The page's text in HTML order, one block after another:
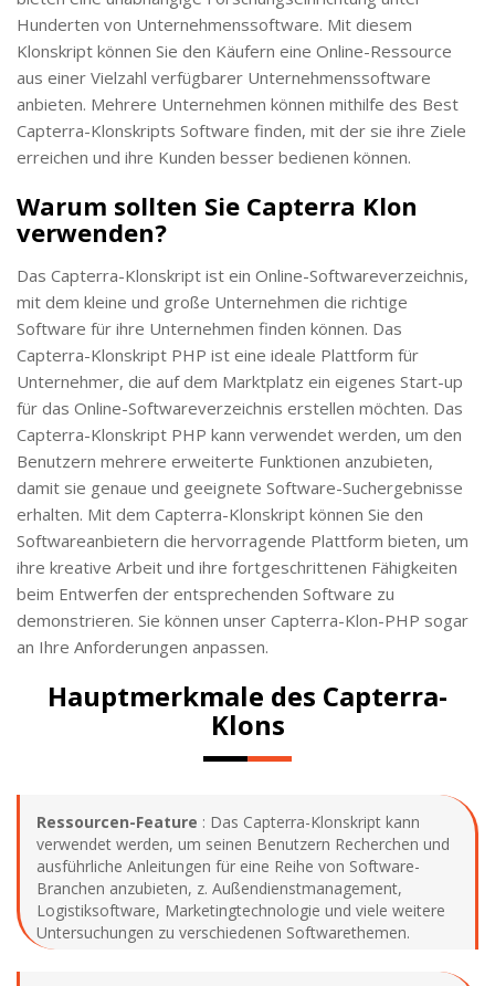
Hunderten von Unternehmenssoftware. Mit diesem
Klonskript können Sie den Käufern eine Online-Ressource
aus einer Vielzahl verfügbarer Unternehmenssoftware
anbieten. Mehrere Unternehmen können mithilfe des Best
Capterra-Klonskripts Software finden, mit der sie ihre Ziele
erreichen und ihre Kunden besser bedienen können.
Warum sollten Sie Capterra Klon
verwenden?
Das Capterra-Klonskript ist ein Online-Softwareverzeichnis,
mit dem kleine und große Unternehmen die richtige
Software für ihre Unternehmen finden können. Das
Capterra-Klonskript PHP ist eine ideale Plattform für
Unternehmer, die auf dem Marktplatz ein eigenes Start-up
für das Online-Softwareverzeichnis erstellen möchten. Das
Capterra-Klonskript PHP kann verwendet werden, um den
Benutzern mehrere erweiterte Funktionen anzubieten,
damit sie genaue und geeignete Software-Suchergebnisse
erhalten. Mit dem Capterra-Klonskript können Sie den
Softwareanbietern die hervorragende Plattform bieten, um
ihre kreative Arbeit und ihre fortgeschrittenen Fähigkeiten
beim Entwerfen der entsprechenden Software zu
demonstrieren. Sie können unser Capterra-Klon-PHP sogar
an Ihre Anforderungen anpassen.
Hauptmerkmale des Capterra-
Klons
Ressourcen-Feature : Das Capterra-Klonskript kann
verwendet werden, um seinen Benutzern Recherchen und
ausführliche Anleitungen für eine Reihe von Software-
Branchen anzubieten, z. Außendienstmanagement,
Logistiksoftware, Marketingtechnologie und viele weitere
Untersuchungen zu verschiedenen Softwarethemen.